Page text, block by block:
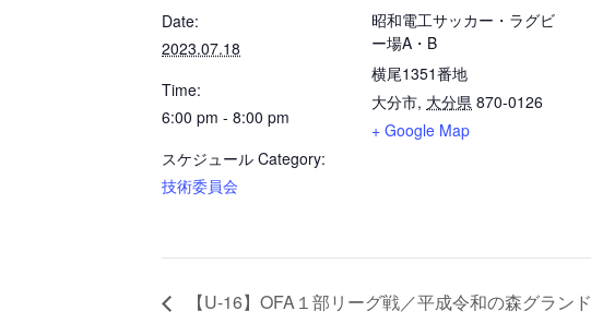
Date:
2023.07.18
Time:
6:00 pm - 8:00 pm
スケジュール Category:
技術委員会
昭和電工サッカー・ラグビ
ー場A・B
横尾1351番地
大分市, 大分県 870-0126
+ Google Map
【U-16】OFA１部リーグ戦／平成令和の森グランド